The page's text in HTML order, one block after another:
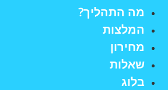
מה התהליך?
המלצות
מחירון
שאלות
בלוג